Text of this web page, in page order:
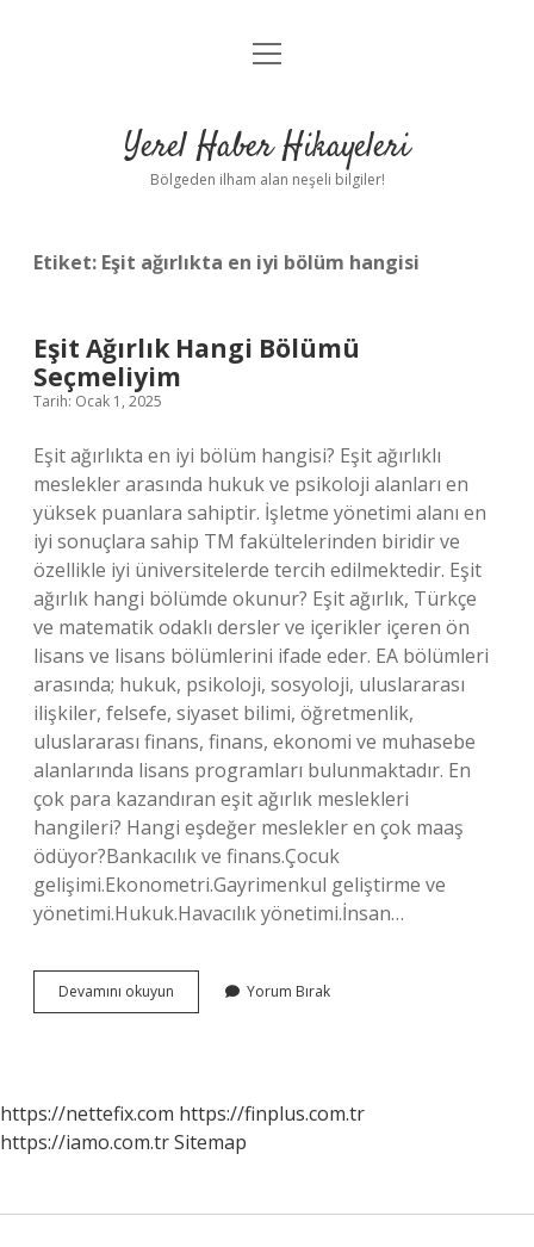
Anasayfa
Yasal Uyarı
menüyü
Yerel Haber Hikayeleri
Bölgeden ilham alan neşeli bilgiler!
Etiket: Eşit ağırlıkta en iyi bölüm hangisi
Eşit Ağırlık Hangi Bölümü
Seçmeliyim
Tarih: Ocak 1, 2025
Eşit ağırlıkta en iyi bölüm hangisi? Eşit ağırlıklı
meslekler arasında hukuk ve psikoloji alanları en
yüksek puanlara sahiptir. İşletme yönetimi alanı en
iyi sonuçlara sahip TM fakültelerinden biridir ve
özellikle iyi üniversitelerde tercih edilmektedir. Eşit
ağırlık hangi bölümde okunur? Eşit ağırlık, Türkçe
ve matematik odaklı dersler ve içerikler içeren ön
lisans ve lisans bölümlerini ifade eder. EA bölümleri
arasında; hukuk, psikoloji, sosyoloji, uluslararası
ilişkiler, felsefe, siyaset bilimi, öğretmenlik,
uluslararası finans, finans, ekonomi ve muhasebe
alanlarında lisans programları bulunmaktadır. En
çok para kazandıran eşit ağırlık meslekleri
hangileri? Hangi eşdeğer meslekler en çok maaş
ödüyor?Bankacılık ve finans.Çocuk
gelişimi.Ekonometri.Gayrimenkul geliştirme ve
yönetimi.Hukuk.Havacılık yönetimi.İnsan…
Devamını okuyun
Ağırlık
Yorum Bırak
https://nettefix.com https://finplus.com.tr
https://iamo.com.trSitemap